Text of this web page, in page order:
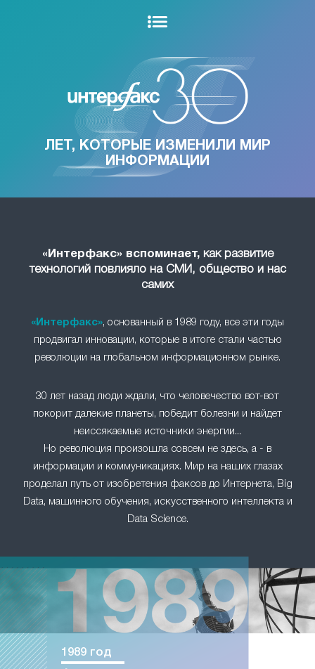
ЛЕТ, КОТОРЫЕ ИЗМЕНИЛИ МИР
ИНФОРМАЦИИ
«Интерфакс» вспоминает,как развитие
технологий повлияло на СМИ, общество и нас
самих
«Интерфакс», основанный в 1989 году, все эти годы
продвигал инновации, которые в итоге стали частью
революции на глобальном информационном рынке.
30 лет назад люди ждали, что человечество вот-вот
покорит далекие планеты, победит болезни и найдет
неиссякаемые источники энергии...
Но революция произошла совсем не здесь, а - в
информации и коммуникациях. Мир на наших глазах
проделал путь от изобретения факсов до Интернета, Big
Data, машинного обучения, искусственного интеллекта и
Data Science.
1989 год